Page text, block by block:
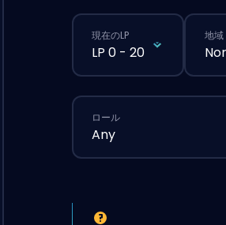
現在のLP
LP 0 - 20
地域
ロール
Any